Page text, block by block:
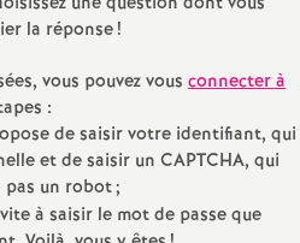
n
e
la réponse!
vous pouvez vous connecter à
:
de saisir votre identifiant, qui
et de saisir un CAPTCHA, qui
pas un robot;
à saisir le mot de passe que